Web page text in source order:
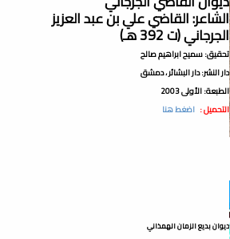
الشاعر: القاضي علي بن عبد العزيز
الجرجاني (ت 392 هـ)
تحقيق: سميح ابراهيم صالح
دار النشر: دار البشائر ، دمشق
الطبعة: الأولى 2003
التحميل : اضغط هنا
ديوان بديع الزمان الهمذاني